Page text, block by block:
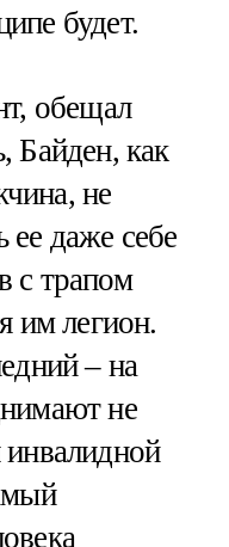
будет.
обещал
Байден, как
не
ее даже себе
с трапом
им легион.
– на
не